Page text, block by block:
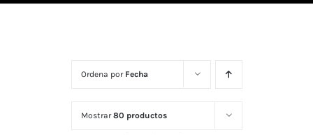
Ordena por Fecha
Mostrar80 productos